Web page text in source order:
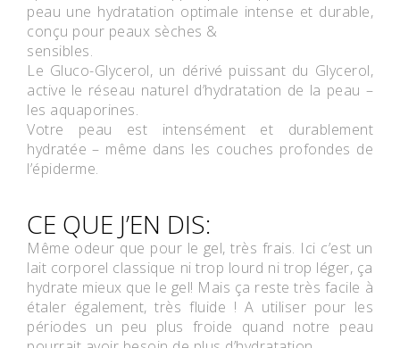
peau une hydratation optimale intense et durable,
conçu pour peaux sèches &
sensibles.
Le Gluco-Glycerol, un dérivé puissant du Glycerol,
active le réseau naturel d’hydratation de la peau –
les aquaporines.
Votre peau est intensément et durablement
hydratée – même dans les couches profondes de
l’épiderme.
CE QUE J’EN DIS:
Même odeur que pour le gel, très frais. Ici c’est un
lait corporel classique ni trop lourd ni trop léger, ça
hydrate mieux que le gel! Mais ça reste très facile à
étaler également, très fluide ! A utiliser pour les
périodes un peu plus froide quand notre peau